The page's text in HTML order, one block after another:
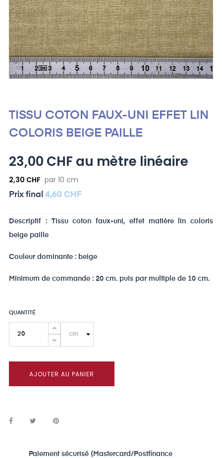
TISSU COTON FAUX-UNI EFFET LIN
COLORIS BEIGE PAILLE
23,00 CHF au mètre linéaire
2,30 CHF par 10 cm
Prix ​​final 4,60 CHF
Descriptif : Tissu coton faux-uni, effet matière lin coloris
beige paille
Couleur dominante : beige
Minimum de commande : 20 cm. puis par multiple de 10 cm.
QUANTITÉ
AJOUTER AU PANIER
Paiement sécurisé (Mastercard/Postfinance